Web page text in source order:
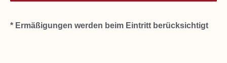
* Ermäßigungen werden beim Eintritt berücksichtigt